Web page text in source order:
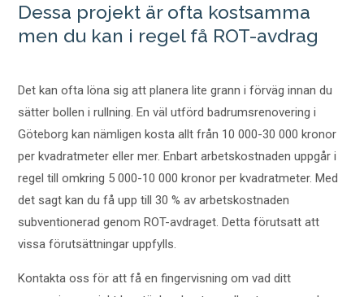
Dessa projekt är ofta kostsamma
men du kan i regel få ROT-avdrag
Det kan ofta löna sig att planera lite grann i förväg innan du
sätter bollen i rullning. En väl utförd badrumsrenovering i
Göteborg kan nämligen kosta allt från 10 000-30 000 kronor
per kvadratmeter eller mer. Enbart arbetskostnaden uppgår i
regel till omkring 5 000-10 000 kronor per kvadratmeter. Med
det sagt kan du få upp till 30 % av arbetskostnaden
subventionerad genom ROT-avdraget. Detta förutsatt att
vissa förutsättningar uppfylls.
Kontakta oss för att få en fingervisning om vad ditt